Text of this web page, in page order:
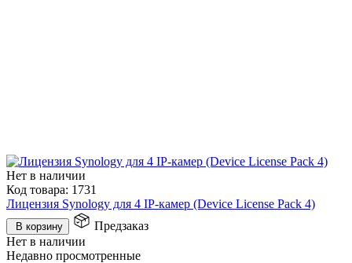
Нет в наличии
Код товара: 1731
Лицензия Synology для 4 IP-камер (Device License Pack 4)
В корзину
Предзаказ
Нет в наличии
Недавно просмотренные